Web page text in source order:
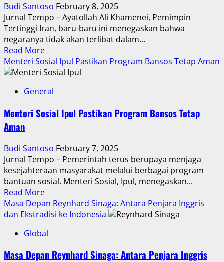
Sertifikat
Halal
Budi Santoso February 8, 2025
Jurnal Tempo – Ayatollah Ali Khamenei, Pemimpin
Tertinggi Iran, baru-baru ini menegaskan bahwa
negaranya tidak akan terlibat dalam...
Read MoreRead
more
about
Ali
Tegas:
Akan
Berunding
dengan
AS
Menteri Sosial Ipul Pastikan Program Bansos Tetap Aman
General
Menteri Sosial Ipul Pastikan Program Bansos Tetap
Aman
Budi Santoso February 7, 2025
Jurnal Tempo – Pemerintah terus berupaya menjaga
kesejahteraan masyarakat melalui berbagai program
bantuan sosial. Menteri Sosial, Ipul, menegaskan...
Read MoreRead
more
about
Sosial
Pastikan
Masa Depan Reynhard Sinaga: Antara Penjara Inggris
dan Ekstradisi ke Indonesia
Global
Masa Depan Reynhard Sinaga: Antara Penjara Inggris